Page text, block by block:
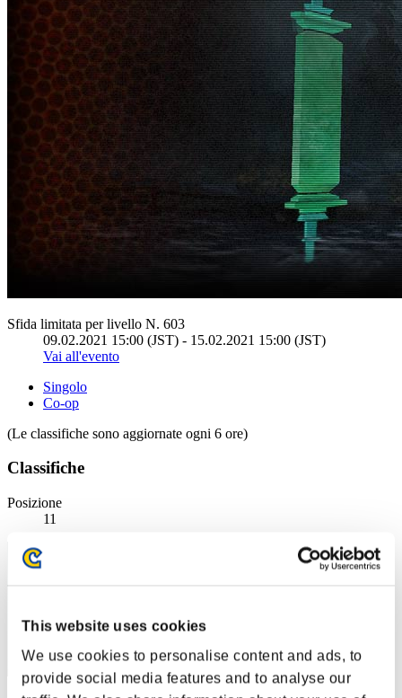
This website uses cookies
We use cookies to personalise content and ads, to
provide social media features and to analyse our
Sfida limitata per livello N. 603
09.02.2021 15:00 (JST) - 15.02.2021 15:00 (JST)
Vai all'evento
Singolo
Co-op
(Le classifiche sono aggiornate ogni 6 ore)
Classifiche
Posizione
11